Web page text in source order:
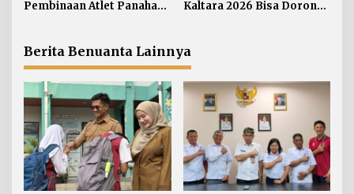
s
Pembinaan Atlet Panahan
Kaltara 2026 Bisa Dorong
Berita Benuanta Lainnya